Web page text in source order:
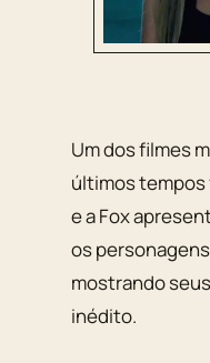
Um dos filmes mais enrolados dos
últimos
e a Fox
os
mostrando
inédito.